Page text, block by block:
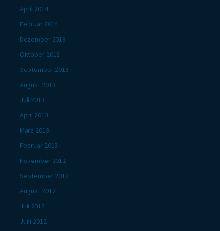
April 2014
Februar 2014
Dezember 2013
Oktober 2013
September 2013
August 2013
Juli 2013
April 2013
März 2013
Februar 2013
November 2012
September 2012
August 2012
Juli 2012
Juni 2012